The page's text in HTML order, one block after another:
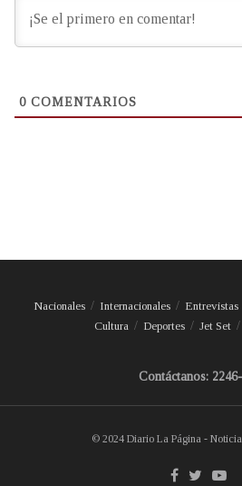
0 COMENTARIOS
Nacionales Internacionales Entrevistas
Cultura
Deportes Jet Set
Contáctanos:
© 2024 Diario La Página -